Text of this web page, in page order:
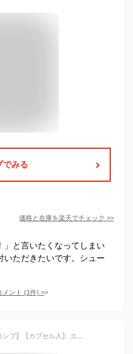
でみる
価格と在庫を楽天でチェック >>
」と言いたくなってしまい
いただきたいです。シュー
ント (1件) >
座禅 【全5種セット】【フルコンプ】【カプセル入】 エール ガチャガチャ カプセルトイ